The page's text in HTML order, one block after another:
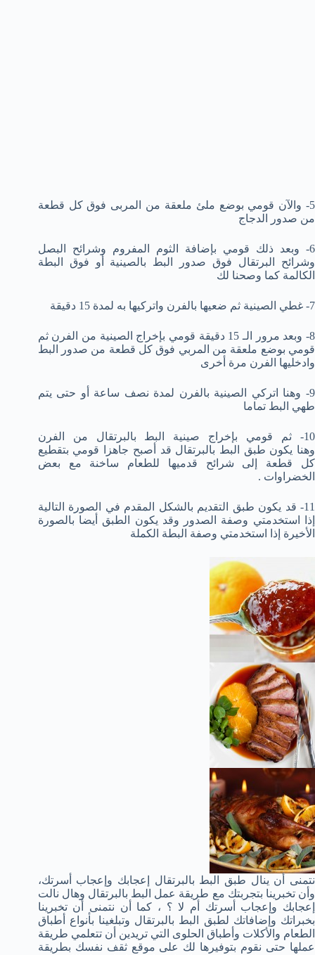
5- والآن قومي بوضع ملئ ملعقة من المربى فوق كل قطعة
من صدور الدجاج
6- وبعد ذلك قومي بإضافة الثوم المفروم وشرائح البصل
وشرائح البرتقال فوق صدور البط بالصينية أو فوق البطة
الكالمة كما وصحنا لك
7- غطي الصينية ثم ضعيها بالفرن واتركيها به لمدة 15 دقيقة
8- وبعد مرور الـ 15 دقيقة قومي بإخراج الصينية من الفرن ثم
قومي بوضع ملعقة من المربي فوق كل قطعة من صدور البط
وادخليها الفرن مرة أخرى
9- وهنا اتركي الصينية بالفرن لمدة نصف ساعة أو حتى يتم
طهي البط تماما
10- ثم قومي بإخراج صينية البط بالبرتقال من الفرن
وهنا يكون طبق البط بالبرتقال قد أصبح جاهزا قومي بتقطيع
كل قطعة إلى شرائح قدميها للطعام ساخنة مع بعض
الخضراوات .
11- قد يكون طبق التقديم بالشكل المقدم في الصورة التالية
إذا استخدمتي وصفة الصدور وقد يكون الطبق أيضا بالصورة
الأخيرة إذا استخدمتي وصفة البطة الكملة
نتمنى أن ينال طبق البط بالبرتقال إعجابك وإعجاب أسرتك،
وأن تخبرينا بتجربتك مع طريقة عمل البط بالبرتقال وهال نالت
إعجابك وإعجاب أسرتك أم لا ؟ ، كما أن نتمنى أن تخبرينا
بخبراتك وإضافاتك لطبق البط بالبرتقال وتبلغينا بأنواع أطباق
الطعام والأكلات وأطباق الحلوى التي تريدين أن تتعلمي طريقة
عملها حتى نقوم بتوفيرها لك على موقع ثقف نفسك بطريقة